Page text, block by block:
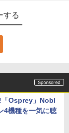
する
「Osprey」Nobl
4機種を一気に聴